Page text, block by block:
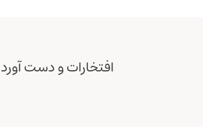
افتخارات و دست